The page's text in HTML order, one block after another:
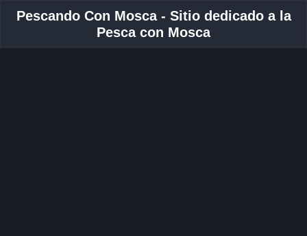
Pescando Con Mosca - Sitio dedicado a la
Pesca con Mosca